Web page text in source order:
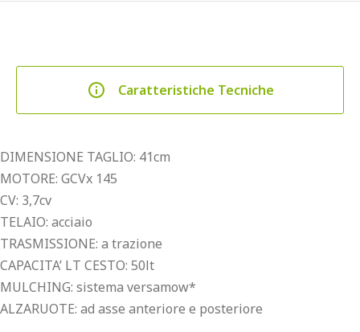
Caratteristiche Tecniche
DIMENSIONE TAGLIO: 41cm
MOTORE: GCVx 145
CV: 3,7cv
TELAIO: acciaio
TRASMISSIONE: a trazione
CAPACITA’ LT CESTO: 50lt
MULCHING: sistema versamow*
ALZARUOTE: ad asse anteriore e posteriore